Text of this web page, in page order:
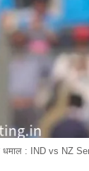
धमाल : IND vs NZ